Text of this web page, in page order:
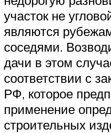
участок не
являются
соседями.
дачи в этом
соответствии с
РФ, которое
применение
строительных